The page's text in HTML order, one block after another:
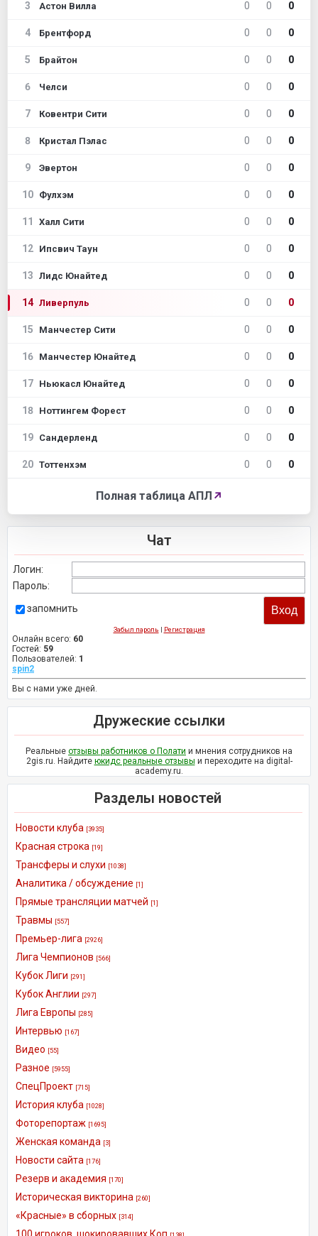
3 Астон Вилла 0 0 0
4 Брентфорд 0 0 0
5 Брайтон 0 0 0
6 Челси 0 0 0
7 Ковентри Сити 0 0 0
8 Кристал Пэлас 0 0 0
9 Эвертон 0 0 0
10 Фулхэм 0 0 0
11 Халл Сити 0 0 0
12 Ипсвич Таун 0 0 0
13 Лидс Юнайтед 0 0 0
14 Ливерпуль 0 0 0
15 Манчестер Сити 0 0 0
16 Манчестер Юнайтед 0 0 0
17 Ньюкасл Юнайтед 0 0 0
18 Ноттингем Форест 0 0 0
19 Сандерленд 0 0 0
20 Тоттенхэм 0 0 0
Полная таблица АПЛ ↗
Чат
Логин:
Пароль:
запомнить
Забыл пароль | Регистрация
Онлайн всего: 60
Гостей: 59
Пользователей: 1
spin2
Вы с нами уже дней.
Дружеские ссылки
Реальные отзывы работников о Полати и мнения сотрудников на
2gis.ru. Найдите юкидс реальные отзывы и переходите на digital-
academy.ru.
Разделы новостей
Новости клуба [3935]
Красная строка [19]
Трансферы и слухи [1038]
Аналитика / обсуждение [1]
Прямые трансляции матчей [1]
Травмы [557]
Премьер-лига [2926]
Лига Чемпионов [566]
Кубок Лиги [291]
Кубок Англии [297]
Лига Европы [285]
Интервью [167]
Видео [55]
Разное [5955]
СпецПроект [715]
История клуба [1028]
Фоторепортаж [1695]
Женская команда [3]
Новости сайта [176]
Резерв и академия [170]
Историческая викторина [260]
«Красные» в сборных [314]